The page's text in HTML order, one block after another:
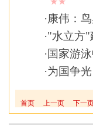
·康伟：
·"水立方"
· 国家游
·为国争
首页 上一页 下一